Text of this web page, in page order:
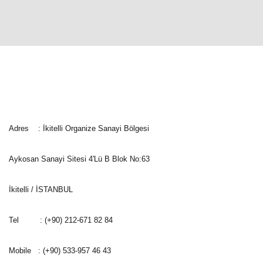
Adres : İkitelli Organize Sanayi Bölgesi
Aykosan Sanayi Sitesi 4'Lü B Blok No:63
İkitelli / İSTANBUL
Tel : (+90) 212-671 82 84
Mobile : (+90) 533-957 46 43